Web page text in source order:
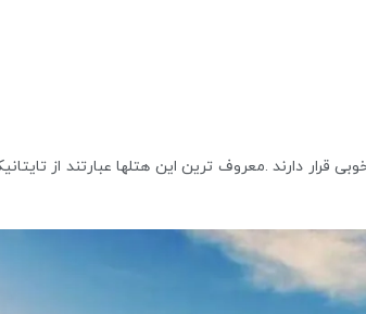
دارند .معروف ترین این هتلها عبارتند از